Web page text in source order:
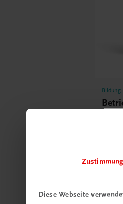
Zustimmung
Diese Webseite
Bildung